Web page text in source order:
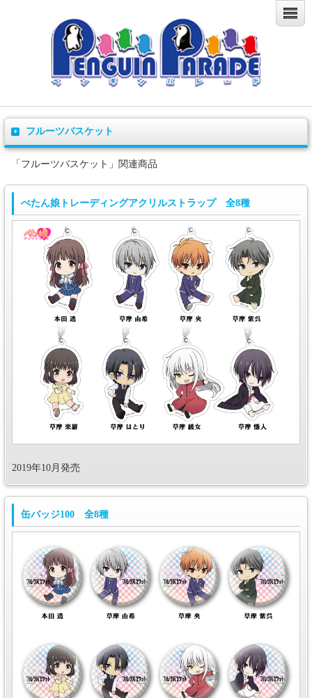
フルーツバスケット
「フルーツバスケット」関連商品
ぺたん娘トレーディングアクリルストラップ 全8種
2019年10月発売
缶バッジ100 全8種